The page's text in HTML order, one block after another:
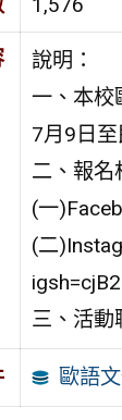
說明：
一、本校
7月9日
二、報名
(一
(二
三、活
歐語